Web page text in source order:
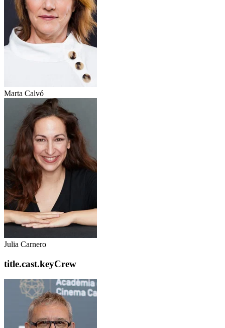
Marta Calvó
Julia Carnero
title.cast.keyCrew